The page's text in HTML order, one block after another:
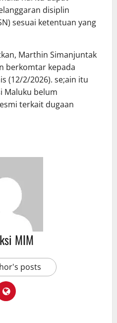
disiplin
sesuai ketentuan yang
Marthin Simanjuntak
berkomtar kepada
(12/2/2026). se;ain itu
Maluku belum
terkait dugaan
MIM
posts